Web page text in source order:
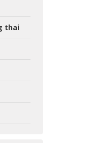
thai